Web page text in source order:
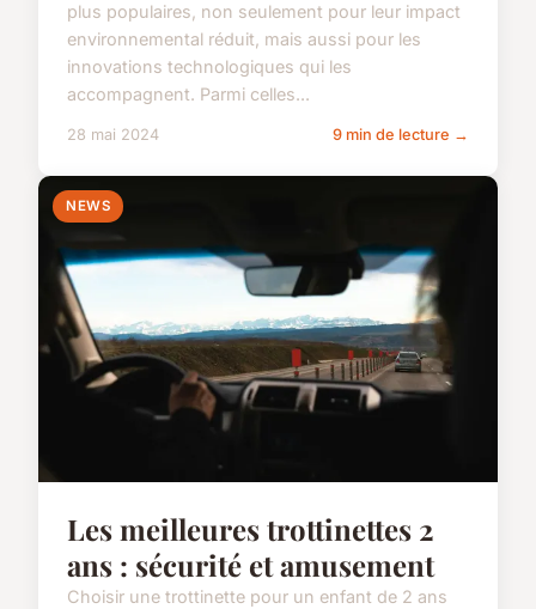
plus populaires, non seulement pour leur impact
environnemental réduit, mais aussi pour les
innovations technologiques qui les
accompagnent. Parmi celles...
28 mai 2024 9 min de lecture →
NEWS
Les meilleures trottinettes 2
ans : sécurité et amusement
Choisir une trottinette pour un enfant de 2 ans